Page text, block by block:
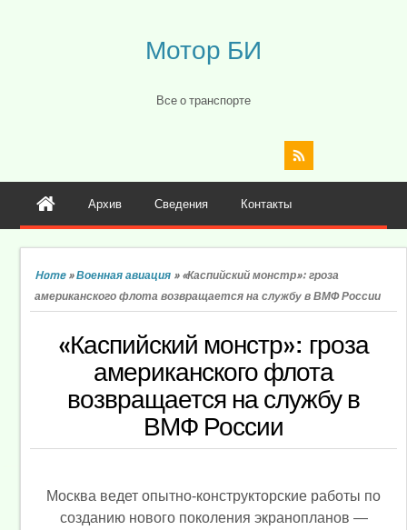
Мотор БИ
Все о транспорте
Архив Сведения Контакты
Home»Военная авиация »«Каспийский монстр»: гроза
американского флота возвращается на службу в ВМФ России
«Каспийский монстр»: гроза
американского флота
возвращается на службу в
ВМФ России
Москва ведет опытно-конструкторские работы по
созданию нового поколения экранопланов —